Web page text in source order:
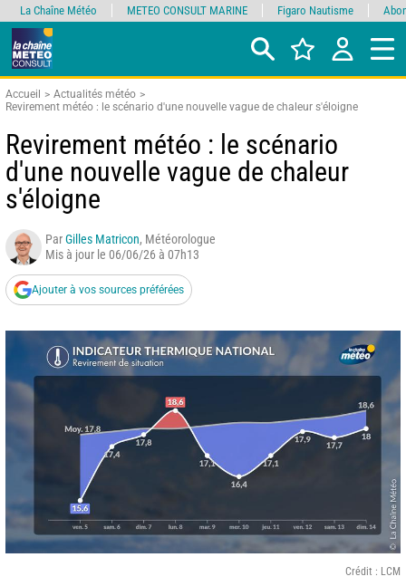
Accueil
Actualités météo
Revirement météo : le scénario d'une nouvelle vague de chaleur s'éloigne
Revirement météo : le scénario
d'une nouvelle vague de chaleur
s'éloigne
ParGilles Matricon, Météorologue
Mis à jour le 06/06/26 à 07h13
Ajouter à vos sources préférées
Crédit : LCM
La Chaîne Météo METEO CONSULT MARINE Figaro Nautisme